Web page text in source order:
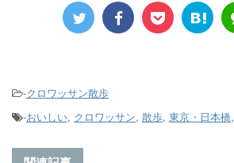
-クロワッサン散歩
-おいしい, クロワッサン, 散歩, 東京・日本橋,